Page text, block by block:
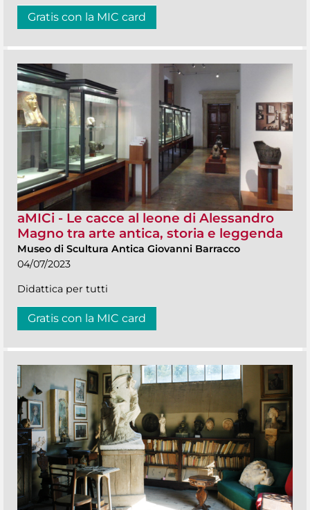
Gratis con la MIC card
aMICi - Le cacce al leone di Alessandro
Magno tra arte antica, storia e leggenda
Museo di Scultura Antica Giovanni Barracco
04/07/2023
Didattica per tutti
Gratis con la MIC card